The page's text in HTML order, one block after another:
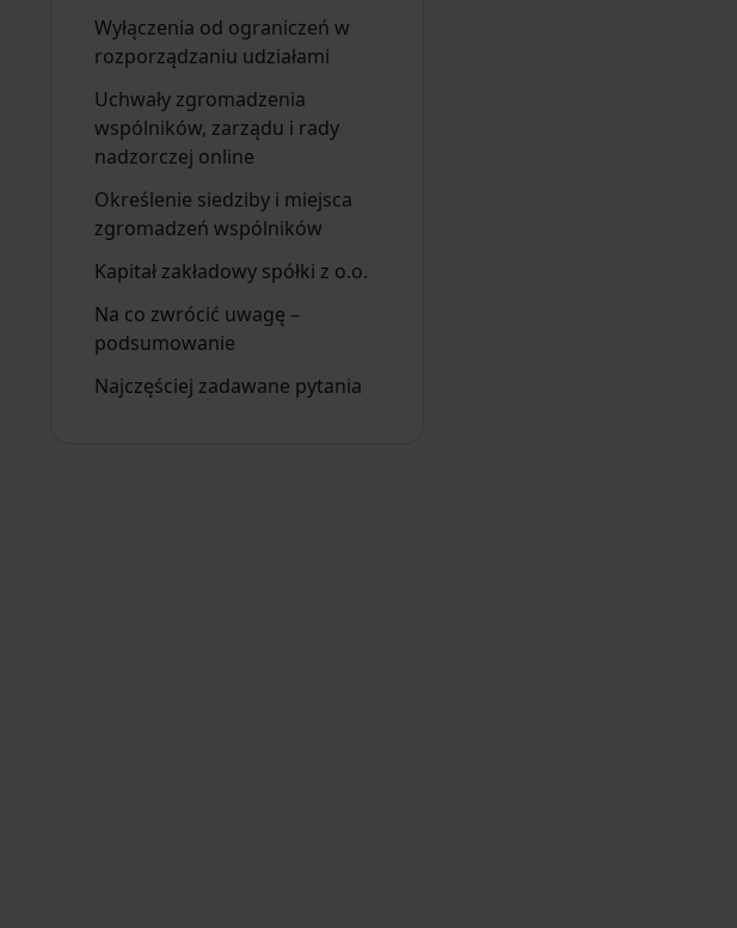
Wyłączenia od ograniczeń w
rozporządzaniu udziałami
Uchwały zgromadzenia
wspólników, zarządu i rady
nadzorczej online
Określenie siedziby i miejsca
zgromadzeń wspólników
Kapitał zakładowy spółki z o.o.
Na co zwrócić uwagę –
podsumowanie
Najczęściej zadawane pytania